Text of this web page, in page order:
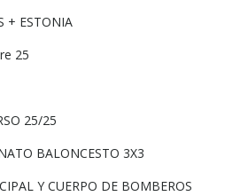
+ ESTONIA
25
25/25
BALONCESTO 3X3
Y CUERPO DE BOMBEROS